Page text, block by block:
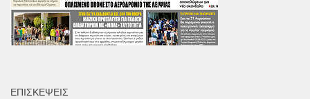
ΕΠΙΣΚΕΨΕΙΣ